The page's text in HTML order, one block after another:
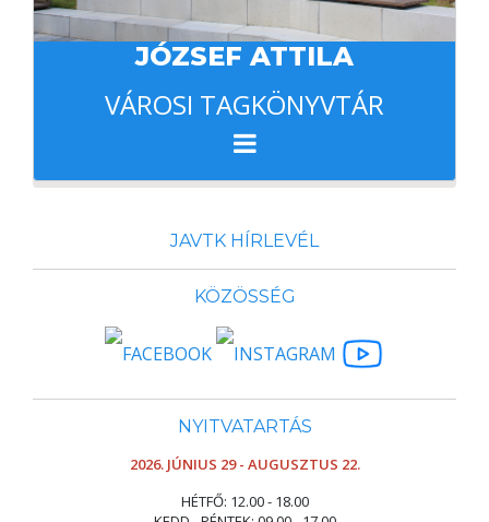
JÓZSEF ATTILA
VÁROSI TAGKÖNYVTÁR
JAVTK HÍRLEVÉL
KÖZÖSSÉG
NYITVATARTÁS
2026. JÚNIUS 29 - AUGUSZTUS 22.
HÉTFŐ: 12.00 - 18.00